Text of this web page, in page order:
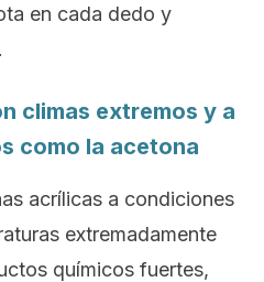
en cada dedo y
climas extremos y a
como la acetona
acrílicas a condiciones
extremadamente
químicos fuertes,